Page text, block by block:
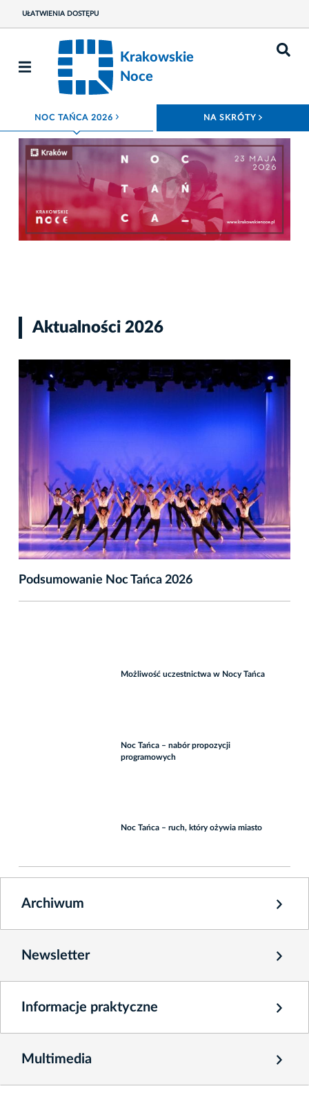
UŁATWIENIA DOSTĘPU
Krakowskie
Noce
NOC TAŃCA 2026 ROZWIŃ MENU NA SKRÓTY
Aktualności 2026
Podsumowanie Noc Tańca 2026
Możliwość uczestnictwa w Nocy Tańca
Noc Tańca – nabór propozycji
programowych
Noc Tańca – ruch, który ożywia miasto
Archiwum
Newsletter
Informacje praktyczne
Multimedia